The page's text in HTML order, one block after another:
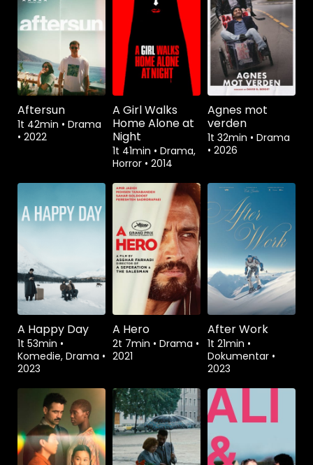
Aftersun
1t 42min • Drama
• 2022
A Girl Walks
Home Alone at
Night
1t 41min • Drama,
Horror • 2014
Agnes mot
verden
1t 32min • Drama
• 2026
A Happy Day
1t 53min •
Komedie, Drama •
2023
A Hero
2t 7min • Drama •
2021
After Work
1t 21min •
Dokumentar •
2023